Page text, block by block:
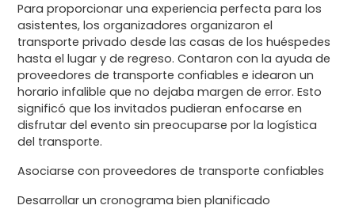
Para proporcionar una experiencia perfecta para los
asistentes, los organizadores organizaron el
transporte privado desde las casas de los huéspedes
hasta el lugar y de regreso. Contaron con la ayuda de
proveedores de transporte confiables e idearon un
horario infalible que no dejaba margen de error. Esto
significó que los invitados pudieran enfocarse en
disfrutar del evento sin preocuparse por la logística
del transporte.
Asociarse con proveedores de transporte confiables
Desarrollar un cronograma bien planificado